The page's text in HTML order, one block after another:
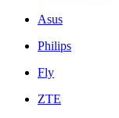
Asus
Philips
Fly
ZTE